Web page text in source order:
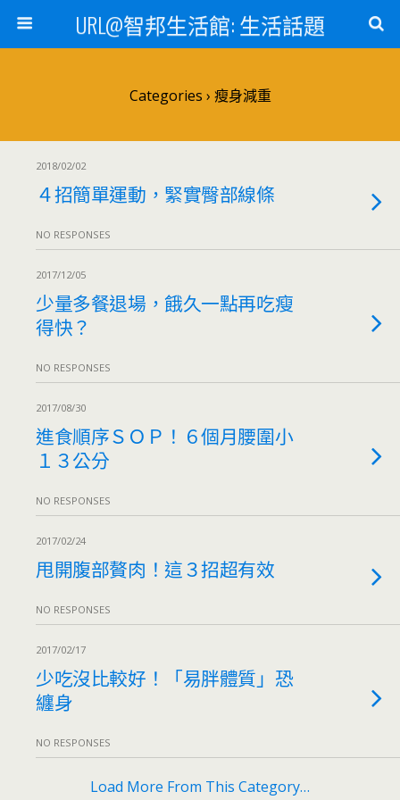
URL@智邦生活館: 生活話題
Categories › 瘦身減重
2018/02/02
４招簡單運動，緊實臀部線條
NO RESPONSES
2017/12/05
少量多餐退場，餓久一點再吃瘦
得快？
NO RESPONSES
2017/08/30
進食順序ＳＯＰ！６個月腰圍小
１３公分
NO RESPONSES
2017/02/24
甩開腹部贅肉！這３招超有效
NO RESPONSES
2017/02/17
少吃沒比較好！「易胖體質」恐
纏身
NO RESPONSES
Load More From This Category…